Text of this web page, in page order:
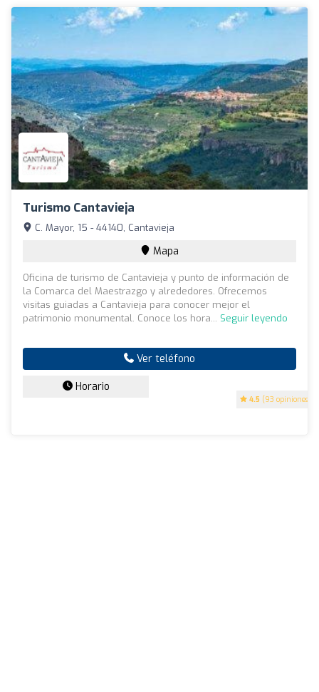
Turismo Cantavieja
4.5 (93 opiniones)
C. Mayor, 15 - 44140, Cantavieja
Mapa
Oficina de turismo de Cantavieja y punto de información de
la Comarca del Maestrazgo y alrededores. Ofrecemos
visitas guiadas a Cantavieja para conocer mejor el
patrimonio monumental. Conoce los hora... Seguir leyendo
Ver teléfono
Horario